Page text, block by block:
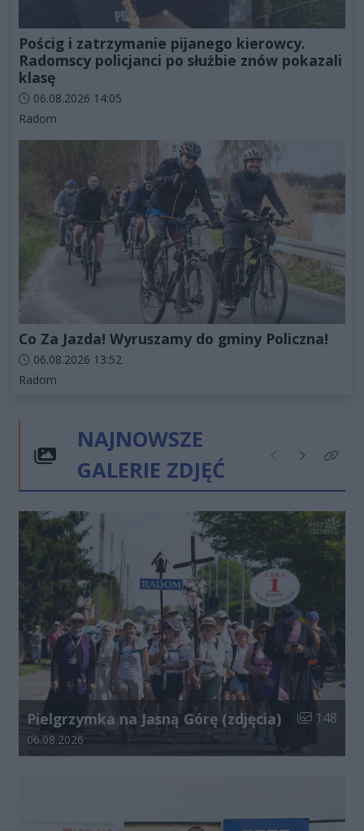
Pościg i zatrzymanie pijanego kierowcy.
Radomscy policjanci po służbie znów pokazali
klasę
Data dodania artykułu:
06.08.2026 14:05
Kategorie artykułu:
Radom
Co Za Jazda! Wyruszamy do gminy Policzna!
Data dodania artykułu:
06.08.2026 13:52
Kategorie artykułu:
Radom
NAJNOWSZE
GALERIE ZDJĘĆ
Poprzednie
NastępneKliknij
Pielgrzymka na Jasną Górę (zdjęcia) Liczba
148
Data dodania galerii:
06.08.2026